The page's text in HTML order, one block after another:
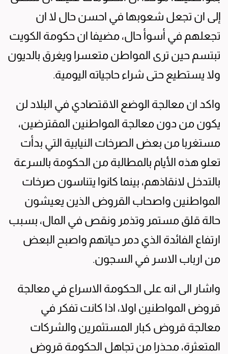
إلى ان تجعل شعوبها في احسن حال لا ان
تجعلهم في أسوأ حال، مضيفا ان حكومة الكويت
تبتسم حين ترى المواطن متعسرا ويغرق بالديون
ولا يستطيع حتى شراء حاجياته اليومية.
واكد ان معالجة الوضع الاقتصادي في البلاد لن
يكون من دون معالجة المواطنين المقترضين،
مستغربا من بعض الصرخات النيابية التي بدأت
تعلو هذه الأيام بالمطالبة من الحكومة بالسرعة
بالتدخل لانقاذهم، بينما كانوا يتناسون صرخات
المواطنين واصحاب القروض الذين يعيشون
حالة قلق مستمر وتذمر ونقص في المال، بسبب
ارتفاع الفائدة الذي دمر حياتهم واصبح البعض
من ارباب الاسر في السجون.
واشار الى انه على الحكومة الاسراع في معالجة
قروض المواطنين اولا، اذا كانت تفكر في
معالجة قروض كبار المستثمرين والشركات
المتعثرة، محذرا من تجاهل الحكومة قروض